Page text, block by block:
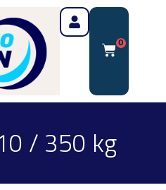
0
/ 350 kg